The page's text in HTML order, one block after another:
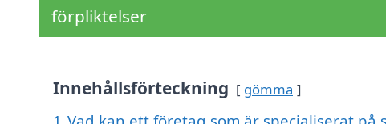
förpliktelser
Innehållsförteckning gömma